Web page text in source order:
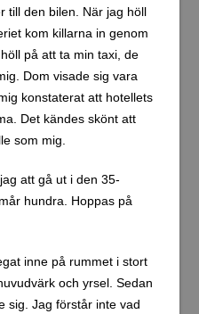
till den bilen. När jag höll
kom killarna in genom
på att ta min taxi, de
Dom visade sig vara
konstaterat att hotellets
Det kändes skönt att
som mig.
att gå ut i den 35-
hundra. Hoppas på
inne på rummet i stort
och yrsel. Sedan
sig. Jag förstår inte vad